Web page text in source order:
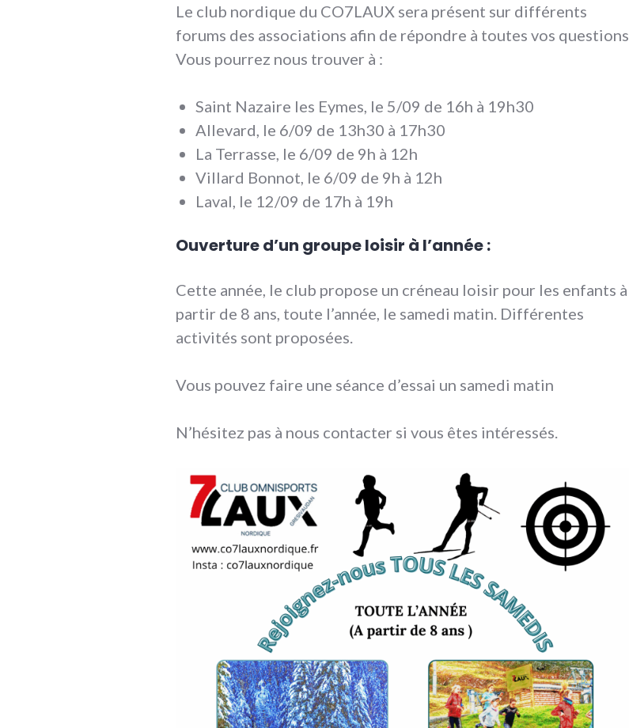
Le club nordique du CO7LAUX sera présent sur différents
forums des associations afin de répondre à toutes vos questions.
Vous pourrez nous trouver à :
Saint Nazaire les Eymes, le 5/09 de 16h à 19h30
Allevard, le 6/09 de 13h30 à 17h30
La Terrasse, le 6/09 de 9h à 12h
Villard Bonnot, le 6/09 de 9h à 12h
Laval, le 12/09 de 17h à 19h
Ouverture d’un groupe loisir à l’année :
Cette année, le club propose un créneau loisir pour les enfants à
partir de 8 ans, toute l’année, le samedi matin. Différentes
activités sont proposées.
Vous pouvez faire une séance d’essai un samedi matin
N’hésitez pas à nous contacter si vous êtes intéressés.